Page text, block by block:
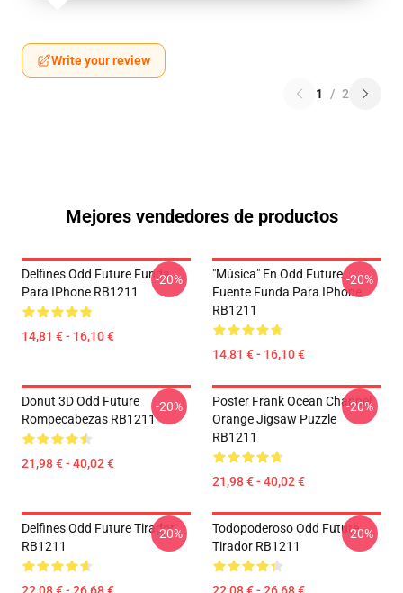
Write your review
1 / 2
Mejores vendedores de productos
Delfines Odd Future Funda
Para IPhone RB1211
14,81 € - 16,10 €
-20%
"Música" En Odd Future
Fuente Funda Para IPhone
RB1211
14,81 € - 16,10 €
-20%
Donut 3D Odd Future
Rompecabezas RB1211
21,98 € - 40,02 €
-20%
Poster Frank Ocean Channel
Orange Jigsaw Puzzle
RB1211
21,98 € - 40,02 €
-20%
Delfines Odd Future Tirador
RB1211
-20%
Todopoderoso Odd Future
Tirador RB1211
-20%